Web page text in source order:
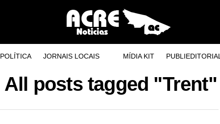
POLÍTICA JORNAIS LOCAIS MÍDIA KIT PUBLIEDITORIAL
All posts tagged "Trent"